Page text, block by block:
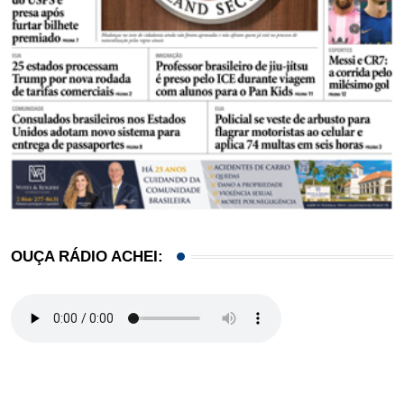
OUÇA RÁDIO ACHEI: